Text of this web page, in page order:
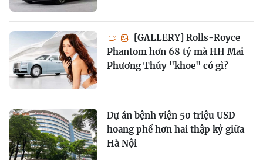
[GALLERY] Rolls-Royce
Phantom hơn 68 tỷ mà HH Mai
Phương Thúy "khoe" có gì?
Dự án bệnh viện 50 triệu USD
hoang phế hơn hai thập kỷ giữa
Hà Nội